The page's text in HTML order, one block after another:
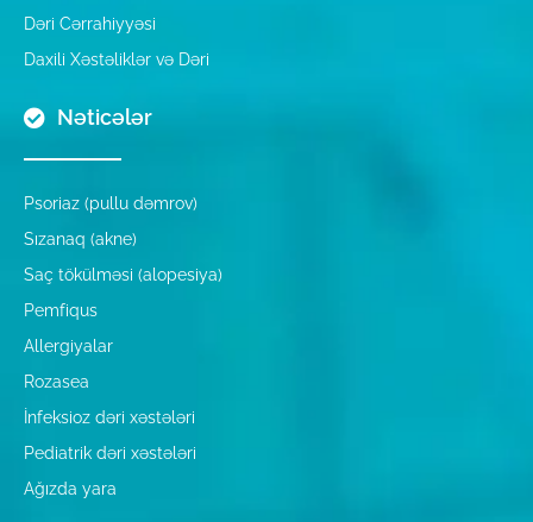
Dəri Cərrahiyyəsi
Daxili Xəstəliklər və Dəri
Nəticələr
Psoriaz (pullu dəmrov)
Sızanaq (akne)
Saç tökülməsi (alopesiya)
Pemfiqus
Allergiyalar
Rozasea
İnfeksioz dəri xəstələri
Pediatrik dəri xəstələri
Ağızda yara